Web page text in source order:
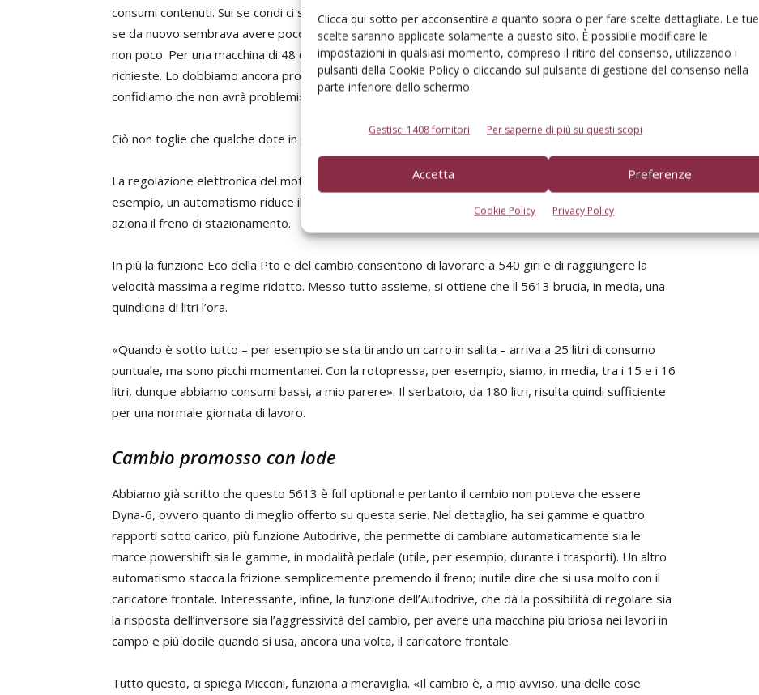
Clicca qui sotto per acconsentire a quanto sopra o per fare scelte dettagliate. Le tue
scelte saranno applicate solamente a questo sito. È possibile modificare le
impostazioni in qualsiasi momento, compreso il ritiro del consenso, utilizzando i
pulsanti della Cookie Policy o cliccando sul pulsante di gestione del consenso nella
parte inferiore dello schermo.
Gestisci 1408 fornitori Per saperne di più su questi scopi
Accetta Preferenze
Cookie Policy Privacy Policy
consumi contenuti. Sui se condi ci siamo, e dal punto di vista delle performance - dicono i proprietari -
se da nuovo sembrava avere poco spunto, dopo le prime ore il motore si è slegato e ha migliorato
non poco. Per una macchina di 48 quintali i cavalli sono sufficienti ed è adeguata alle applicazioni
richieste. Lo dobbiamo ancora provare con una combinata da tre metri – conclude Micconi – ma
confidiamo che non avrà problemi».
Ciò non toglie che qualche dote in più in ripresa farebbe sempre piacere, ci par di capire.
La regolazione elettronica del motore è progettata in funzione del contenimento dei costi. Per
esempio, un automatismo riduce il regime a 750 giri non appena si mette l’inversore in folle e si
aziona il freno di stazionamento.
In più la funzione Eco della Pto e del cambio consentono di lavorare a 540 giri e di raggiungere la
velocità massima a regime ridotto. Messo tutto assieme, si ottiene che il 5613 brucia, in media, una
quindicina di litri l’ora.
«Quando è sotto tutto – per esempio se sta tirando un carro in salita – arriva a 25 litri di consumo
puntuale, ma sono picchi momentanei. Con la rotopressa, per esempio, siamo, in media, tra i 15 e i 16
litri, dunque abbiamo consumi bassi, a mio parere». Il serbatoio, da 180 litri, risulta quindi sufficiente
per una normale giornata di lavoro.
Cambio promosso con lode
Abbiamo già scritto che questo 5613 è full optional e pertanto il cambio non poteva che essere
Dyna-6, ovvero quanto di meglio offerto su questa serie. Nel dettaglio, ha sei gamme e quattro
rapporti sotto carico, più funzione Autodrive, che permette di cambiare automaticamente sia le
marce powershift sia le gamme, in modalità pedale (utile, per esempio, durante i trasporti). Un altro
automatismo stacca la frizione semplicemente premendo il freno; inutile dire che si usa molto con il
caricatore frontale. Interessante, infine, la funzione dell’Autodrive, che dà la possibilità di regolare sia
la risposta dell’inversore sia l’aggressività del cambio, per avere una macchina più briosa nei lavori in
campo e più docile quando si usa, ancora una volta, il caricatore frontale.
Tutto questo, ci spiega Micconi, funziona a meraviglia. «Il cambio è, a mio avviso, una delle cose